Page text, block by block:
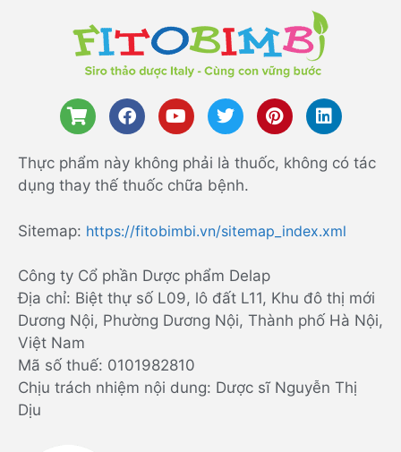
Thực phẩm này không phải là thuốc, không có tác
dụng thay thế thuốc chữa bệnh.
Sitemap: https://fitobimbi.vn/sitemap_index.xml
Công ty Cổ phần Dược phẩm Delap
Địa chỉ: Biệt thự số L09, lô đất L11, Khu đô thị mới
Dương Nội, Phường Dương Nội, Thành phố Hà Nội,
Việt Nam
Mã số thuế: 0101982810
Chịu trách nhiệm nội dung: Dược sĩ Nguyễn Thị
Dịu